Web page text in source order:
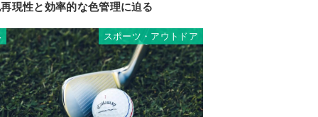
現性と効率的な色管理に迫る
スポーツ・アウトドア